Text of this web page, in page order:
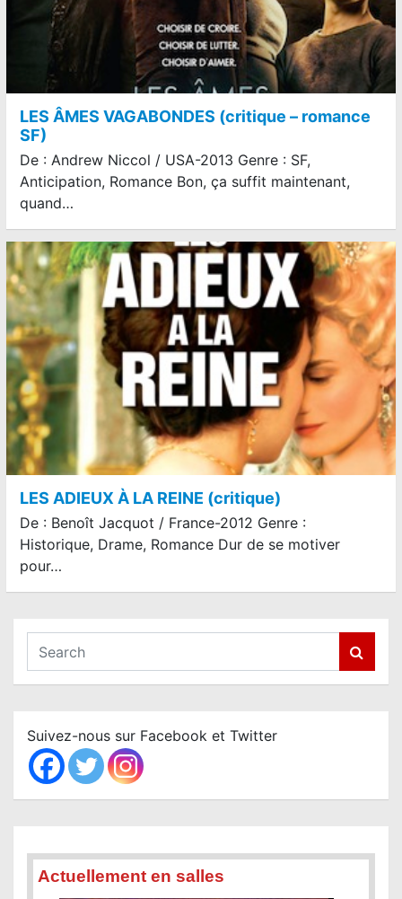
LES ÂMES VAGABONDES (critique – romance
SF)
De : Andrew Niccol / USA-2013 Genre : SF,
Anticipation, Romance Bon, ça suffit maintenant,
quand…
LES ADIEUX À LA REINE (critique)
De : Benoît Jacquot / France-2012 Genre :
Historique, Drame, Romance Dur de se motiver
pour…
a
c
h
Suivez-nous sur Facebook et Twitter
Actuellement en salles